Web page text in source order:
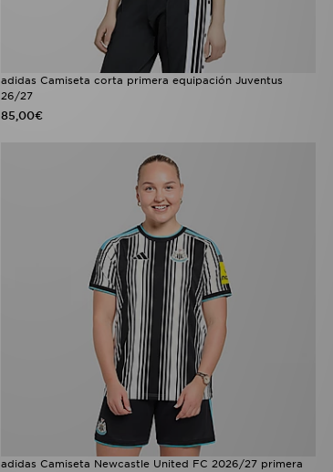
adidas Camiseta corta primera equipación Juventus
26/27
85,00€
adidas Camiseta Newcastle United FC 2026/27 primera